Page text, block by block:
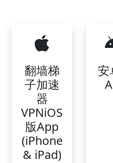
翻墙梯
子加速
器
VPNiOS
版App
(iPhone
& iPad)
安